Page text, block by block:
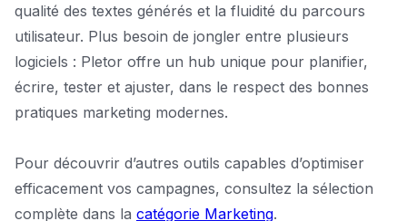
qualité des textes générés et la fluidité du parcours
utilisateur. Plus besoin de jongler entre plusieurs
logiciels : Pletor offre un hub unique pour planifier,
écrire, tester et ajuster, dans le respect des bonnes
pratiques marketing modernes.
Pour découvrir d’autres outils capables d’optimiser
efficacement vos campagnes, consultez la sélection
complète dans la catégorie Marketing.